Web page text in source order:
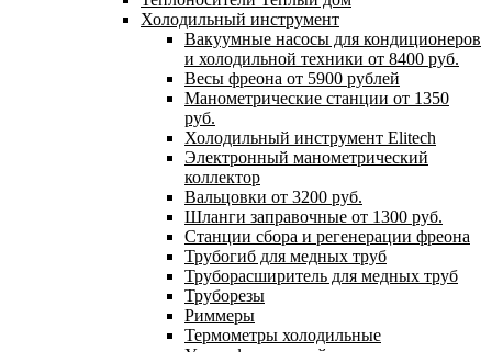
Холодильный инструмент
Вакуумные насосы для кондиционеров
и холодильной техники от 8400 руб.
Весы фреона от 5900 рублей
Манометрические станции от 1350
руб.
Холодильный инструмент Elitech
Электронный манометрический
коллектор
Вальцовки от 3200 руб.
Шланги заправочные от 1300 руб.
Станции сбора и регенерации фреона
Трубогиб для медных труб
Труборасширитель для медных труб
Труборезы
Риммеры
Термометры холодильные